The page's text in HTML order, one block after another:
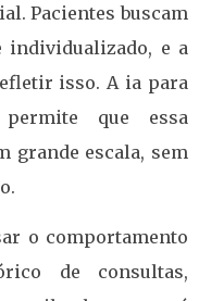
Pacientes buscam
individualizado, e a
isso. A ia para
que essa
grande escala, sem
o comportamento
de consultas,